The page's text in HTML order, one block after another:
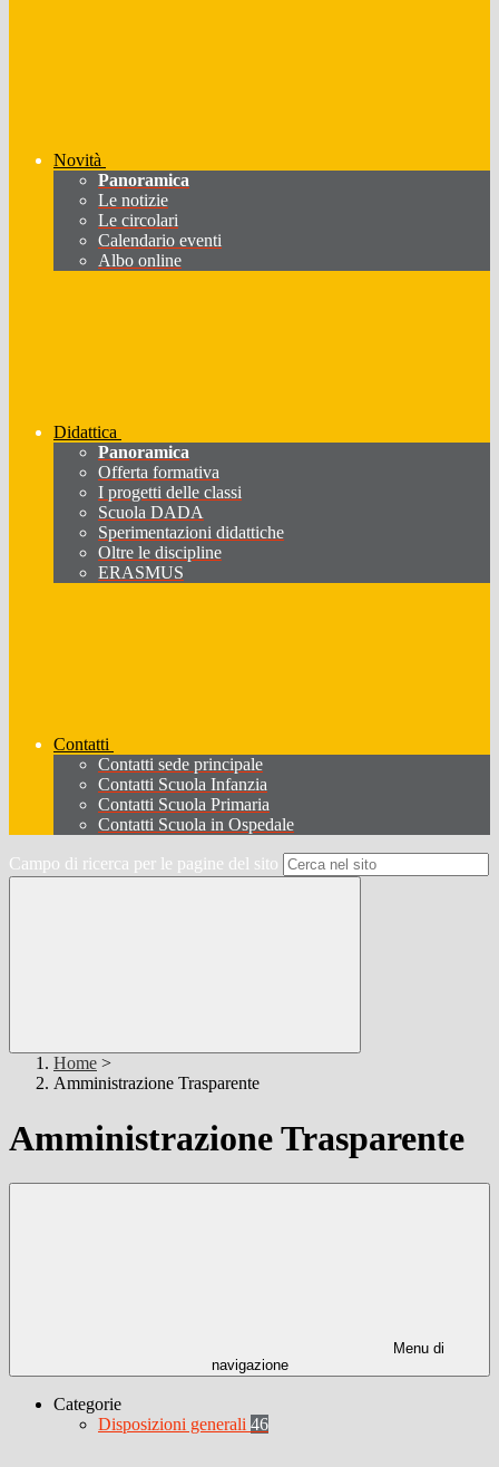
Novità
Panoramica
Le notizie
Le circolari
Calendario eventi
Albo online
Didattica
Panoramica
Offerta formativa
I progetti delle classi
Scuola DADA
Sperimentazioni didattiche
Oltre le discipline
ERASMUS
Contatti
Contatti sede principale
Contatti Scuola Infanzia
Contatti Scuola Primaria
Contatti Scuola in Ospedale
Campo di ricerca per le pagine del sito
Home >
Amministrazione Trasparente
Amministrazione Trasparente
Menu di
navigazione
Categorie
Disposizioni generali 46